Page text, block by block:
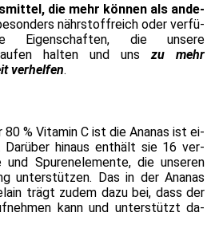
die mehr kön­nen als an­de­
nähr­stoff­reich oder ver­fü­
Eigenschaften, die un­se­re
hal­ten und uns zu mehr
ver­hel­fen.
80 % Vitamin C ist die Ananas ist ei­
Darüber hin­aus ent­hält sie 16 ver­
Spurenelemente, die un­se­ren
un­ter­stüt­zen. Das in der Ananas
trägt zu­dem da­zu bei, dass der
kann und un­ter­stützt da­